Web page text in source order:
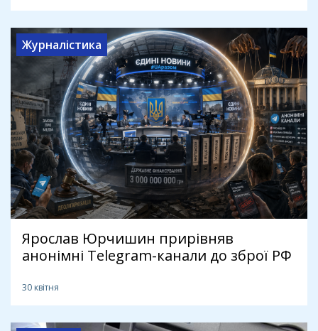
Журналістика
Ярослав Юрчишин прирівняв
анонімні Telegram-канали до зброї РФ
30 квітня